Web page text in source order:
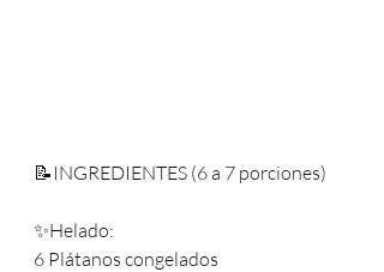
📝INGREDIENTES (6 a 7 porciones)
✨Helado:
6 Plátanos congelados